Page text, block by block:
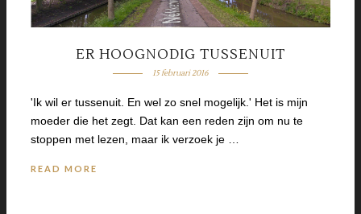
ER HOOGNODIG TUSSENUIT
15 februari 2016
'Ik wil er tussenuit. En wel zo snel mogelijk.' Het is mijn
moeder die het zegt. Dat kan een reden zijn om nu te
stoppen met lezen, maar ik verzoek je …
READ MORE